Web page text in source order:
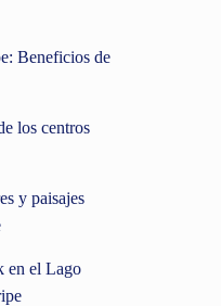
Beneficios de
los centros
y paisajes
en el Lago